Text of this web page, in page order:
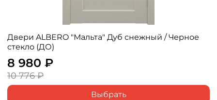
Двери ALBERO "Мальта" Дуб снежный / Черное
стекло (ДО)
8 980 ₽
10 776 ₽
Выбрать